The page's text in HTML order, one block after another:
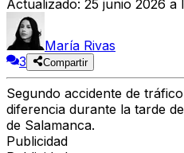
Actualizado: 25 junio 2026 a
María Rivas
3
Compartir
Segundo accidente de
diferencia durante la tarde
de Salamanca.
Publicidad